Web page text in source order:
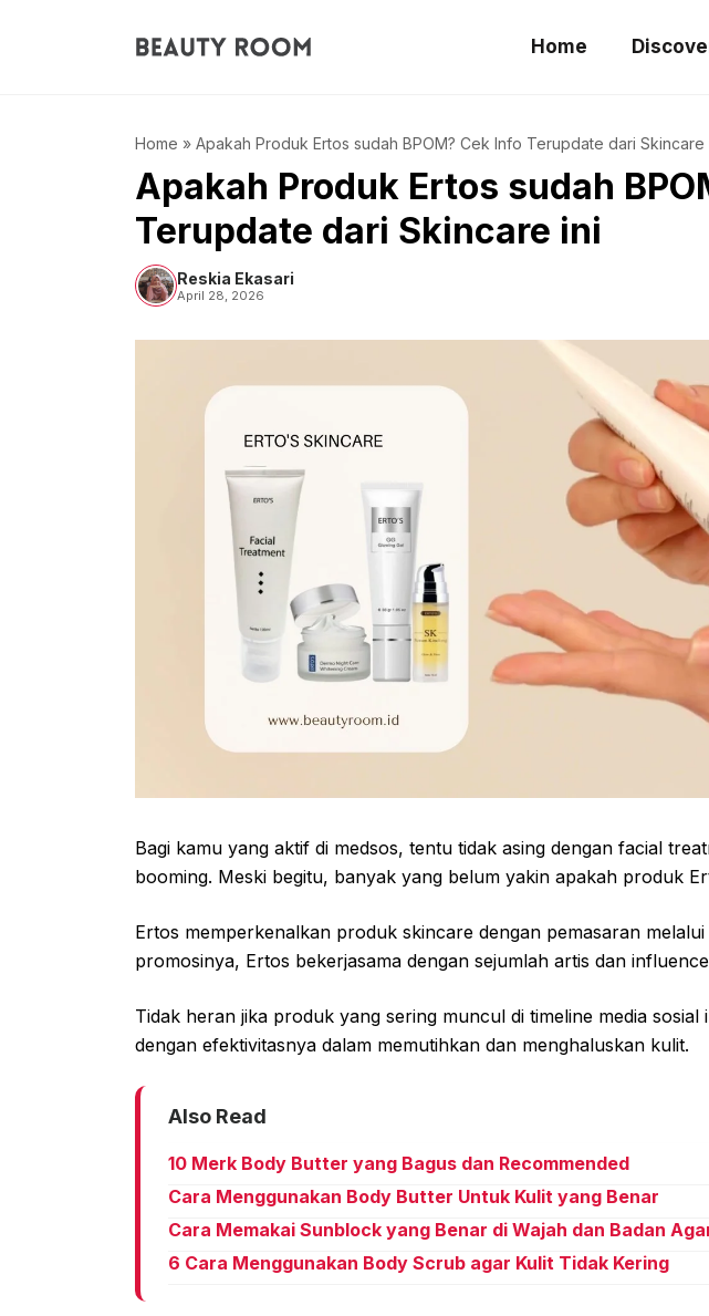
Home
Home » Apakah Produk Ertos sudah BPOM? Cek Info Terupdate dari Skincare
Apakah Produk Ertos sudah
Terupdate dari Skincare ini
Reskia Ekasari
April 28, 2026
Bagi kamu yang aktif di medsos, tentu tidak asing dengan facial
booming. Meski begitu, banyak yang belum yakin apakah produk
Ertos memperkenalkan produk skincare dengan pemasaran
promosinya, Ertos bekerjasama dengan sejumlah artis dan
Tidak heran jika produk yang sering muncul di timeline media sosial
dengan efektivitasnya dalam memutihkan dan menghaluskan kulit.
Also Read
10 Merk Body Butter yang Bagus dan Recommended
Cara Menggunakan Body Butter Untuk Kulit yang Benar
Cara Memakai Sunblock yang Benar di Wajah dan Badan
6 Cara Menggunakan Body Scrub agar Kulit Tidak Kering